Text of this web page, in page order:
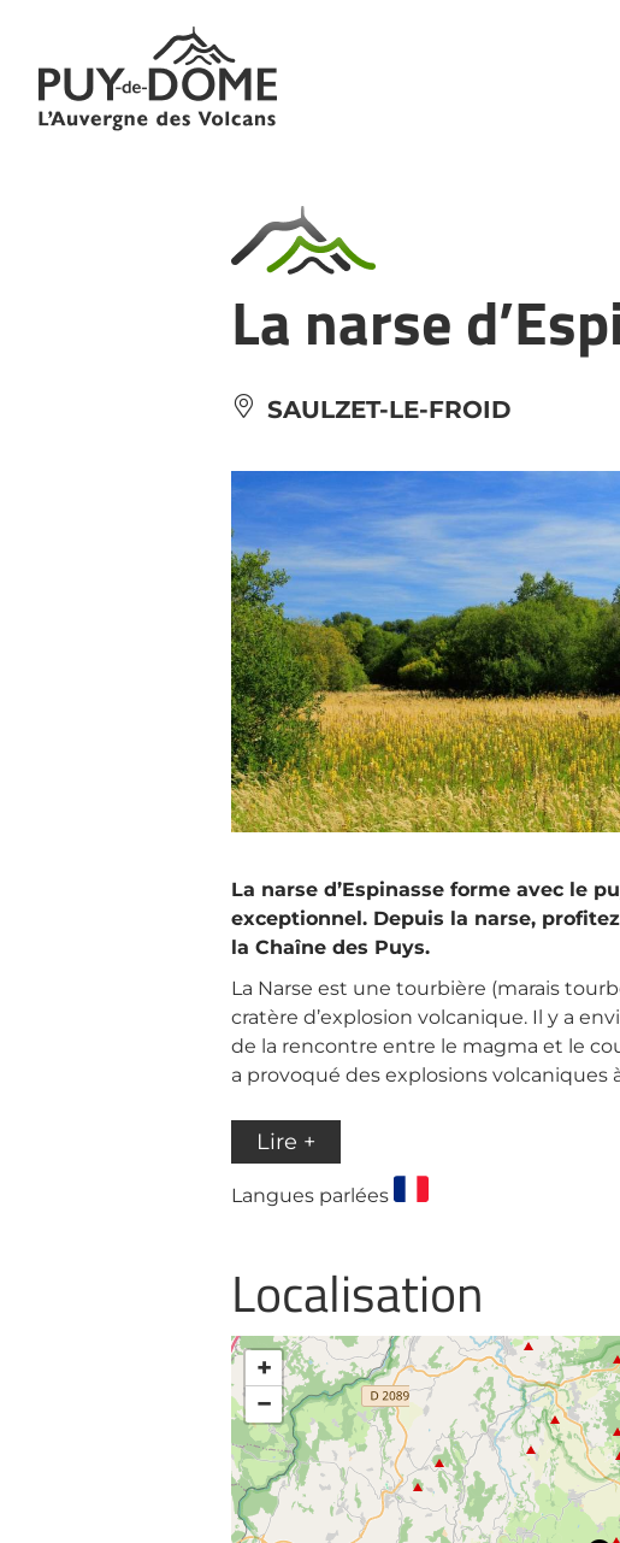
La narse
SAULZET-LE-FROID
La narse d’Espinasse forme avec le
exceptionnel. Depuis la narse,
la Chaîne des Puys.
La Narse est une tourbière (marais
cratère d’explosion volcanique. Il y a
de la rencontre entre le magma et le
a provoqué des explosions volcaniques
Lire +
Langues parlées
Localisation
+
−